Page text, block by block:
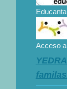
Acceso